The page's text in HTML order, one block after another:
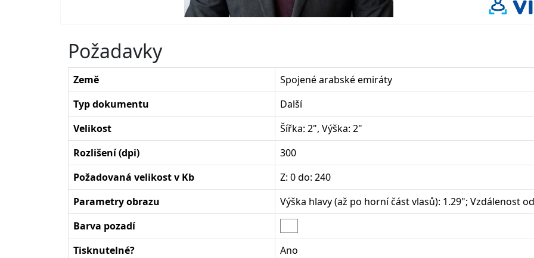
Požadavky
Země
Spojené arabské emiráty
Typ dokumentu
Další
Velikost
Šířka: 2", Výška: 2"
Rozlišení (dpi)
300
Požadovaná velikost v Kb
Z: 0 do: 240
Parametry obrazu
Výška hlavy (až po horní část vlasů): 1.29"; Vzdálenost
Barva pozadí
Tisknutelné?
Ano